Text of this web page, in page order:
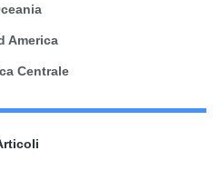
America
Centrale